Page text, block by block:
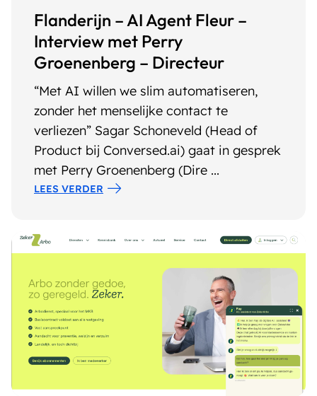
Flanderijn – AI Agent Fleur –
Interview met Perry
Groenenberg – Directeur
“Met AI willen we slim automatiseren,
zonder het menselijke contact te
verliezen” Sagar Schoneveld (Head of
Product bij Conversed.ai) gaat in gesprek
met Perry Groenenberg (Dire ...
LEES VERDER